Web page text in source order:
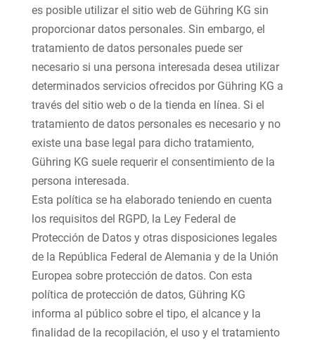
es posible utilizar el sitio web de Gühring KG sin
proporcionar datos personales. Sin embargo, el
tratamiento de datos personales puede ser
necesario si una persona interesada desea utilizar
determinados servicios ofrecidos por Gühring KG a
través del sitio web o de la tienda en línea. Si el
tratamiento de datos personales es necesario y no
existe una base legal para dicho tratamiento,
Gühring KG suele requerir el consentimiento de la
persona interesada.
Esta política se ha elaborado teniendo en cuenta
los requisitos del RGPD, la Ley Federal de
Protección de Datos y otras disposiciones legales
de la República Federal de Alemania y de la Unión
Europea sobre protección de datos. Con esta
política de protección de datos, Gühring KG
informa al público sobre el tipo, el alcance y la
finalidad de la recopilación, el uso y el tratamiento